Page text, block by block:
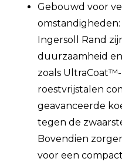
Gebouwd voor
Ingersoll Rand
duurzaamheid
zoals
roestvrijstalen
geavanceerde
tegen de
Bovendien
voor een